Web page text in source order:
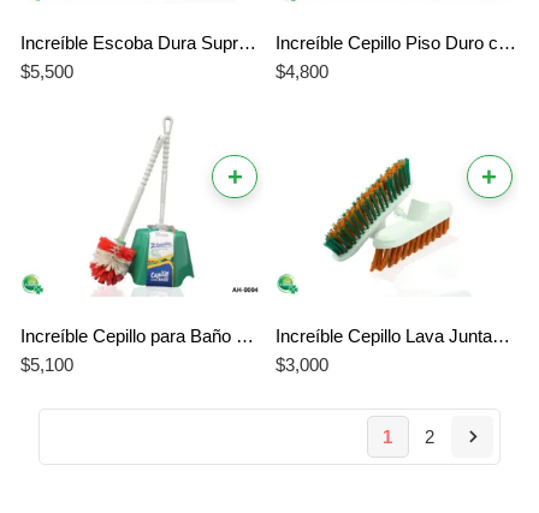
Increíble Escoba Dura Suprema 6 Filas # 18 – La Mejor Resistencia para Exteriores
$5,500
Increíble Cepillo Piso Duro con Banda – La Mejor Limpieza Profesional Sin Maltratar Muebles
$4,800
+
Increíble Cepillo para Baño con Base – La Mejor Higiene Profesional y Diseño para tu Hogar
$5,100
+
Increíble Cepillo Lava Juntas – La Mejor Herramienta para una Limpieza Profesional y Profunda
$3,000
1 2